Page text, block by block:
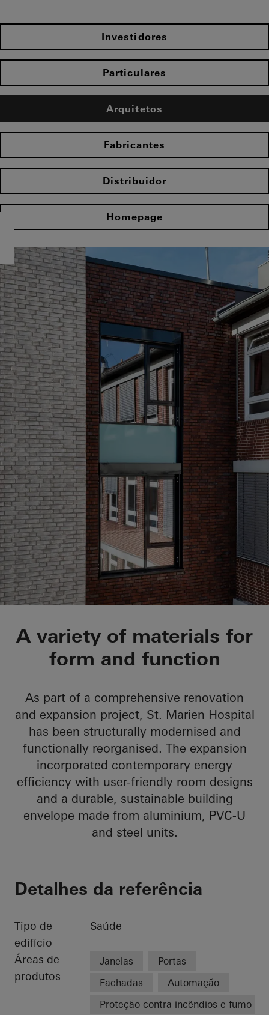
Investidores
Particulares
Arquitetos
Fabricantes
Distribuidor
Homepage
St.-Marien-Hospital
A variety of materials for
form and function
As part of a comprehensive renovation
and expansion project, St. Marien Hospital
has been structurally modernised and
functionally reorganised. The expansion
incorporated contemporary energy
efficiency with user-friendly room designs
and a durable, sustainable building
envelope made from aluminium, PVC-U
and steel units.
Detalhes da referência
Tipo de
edifício
Saúde
Áreas de
produtos
Janelas
Portas
Fachadas
Automação
Proteção contra incêndios e fumo